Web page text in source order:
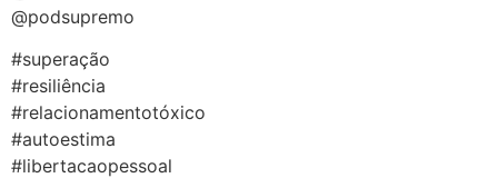
@podsupremo
#superação
#resiliência
#relacionamentotóxico
#autoestima
#libertacaopessoal